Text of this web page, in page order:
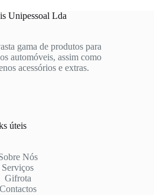
Unipessoal Lda
gama de produtos para
automóveis, assim como
acessórios e extras.
úteis
Nós
Serviços
Gifrota
Contactos